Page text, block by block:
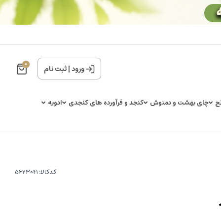
ورود|ثبت نام 0
چای بهشت و دمنوش کنجد و فرآورده های کنجدی
ادویه
کدکالا: